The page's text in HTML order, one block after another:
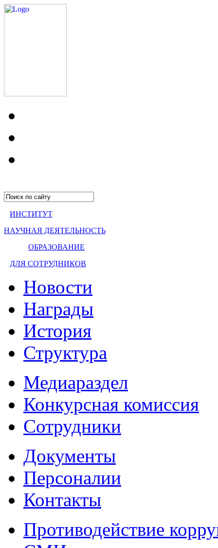
ИНСТИТУТ
НАУЧНАЯ ДЕЯТЕЛЬНОСТЬ
ОБРАЗОВАНИЕ
ДЛЯ СОТРУДНИКОВ
Новости
Награды
История
Структура
Медиараздел
Конкурсная комиссия
Сотрудники
Документы
Персоналии
Контакты
Противодействие